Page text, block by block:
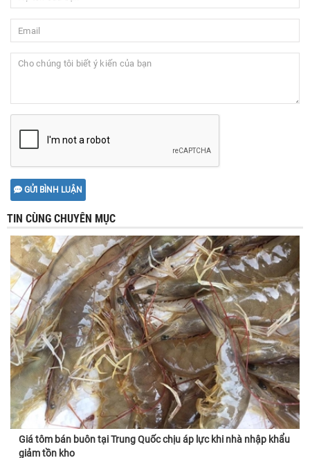
GỬI BÌNH LUẬN
TIN CÙNG CHUYÊN MỤC
Giá tôm bán buôn tại Trung Quốc chịu áp lực khi nhà nhập khẩu
giảm tồn kho